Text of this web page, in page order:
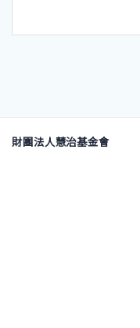
財團法人慧治基金會